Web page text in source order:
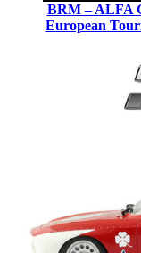
BRM – ALFA
European